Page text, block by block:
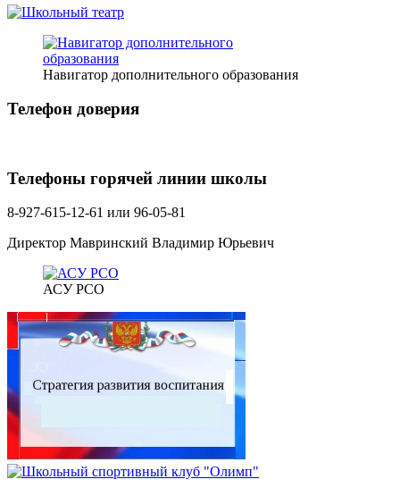
Навигатор дополнительного образования
Телефон доверия
Телефоны горячей линии школы
8-927-615-12-61 или 96-05-81
Директор Мавринский Владимир Юрьевич
АСУ РСО